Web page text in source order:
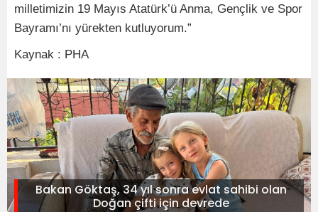
milletimizin 19 Mayıs Atatürk’ü Anma, Gençlik ve Spor
Bayramı’nı yürekten kutluyorum.”
Kaynak : PHA
Bakan Göktaş, 34 yıl sonra evlat sahibi olan
Doğan çifti için devrede